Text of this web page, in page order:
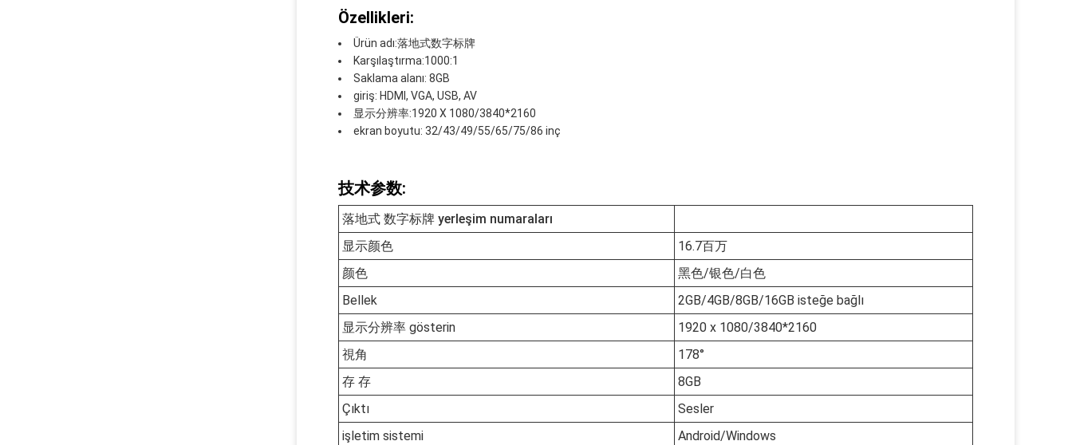
Özellikleri:
Ürün adı:落地式数字标牌
Karşılaştırma:1000:1
Saklama alanı: 8GB
giriş: HDMI, VGA, USB, AV
显示分辨率:1920 X 1080/3840*2160
ekran boyutu: 32/43/49/55/65/75/86 inç
技术参数:
落地式 数字标牌 yerleşim numaraları
显示颜色
16.7百万
颜色
黑色/银色/白色
Bellek
2GB/4GB/8GB/16GB isteğe bağlı
显示分辨率 gösterin
1920 x 1080/3840*2160
視角
178°
存 存
8GB
Çıktı
Sesler
işletim sistemi
Android/Windows